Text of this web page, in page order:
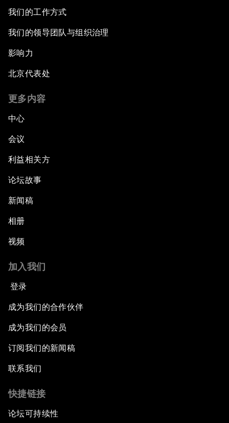
我们的工作方式
我们的领导团队与组织治理
影响力
北京代表处
更多内容
中心
会议
利益相关方
论坛故事
新闻稿
相册
视频
加入我们
登录
成为我们的合作伙伴
成为我们的会员
订阅我们的新闻稿
联系我们
快捷链接
论坛可持续性